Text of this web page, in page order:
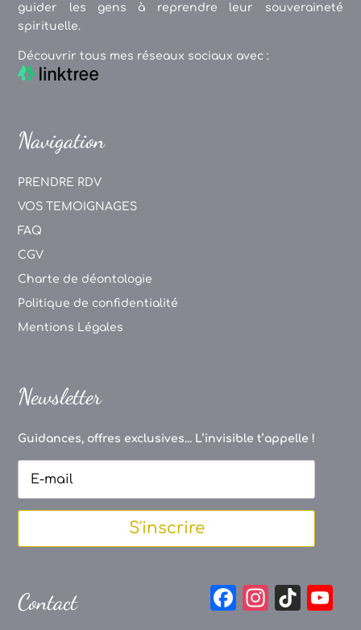
guider les gens à reprendre leur souveraineté
spirituelle.
Découvrir tous mes réseaux sociaux avec :
Navigation
PRENDRE RDV
VOS TEMOIGNAGES
FAQ
CGV
Charte de déontologie
Politique de confidentialité
Mentions Légales
Newsletter
Guidances, offres exclusives... L’invisible t’appelle !
S'inscrire
Contact
F
In Ti